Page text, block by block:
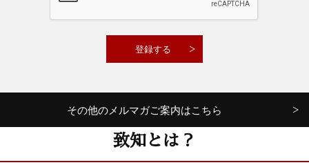
その他のメルマガご案内はこちら
致知とは？